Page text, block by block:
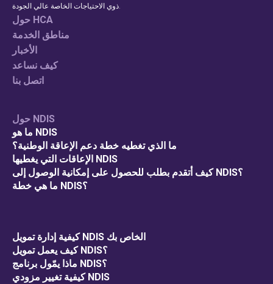
ذوي الاحتياجات الخاصة عالي الجودة.
حول HCA
مناطق الخدمة
الأخبار
كيف نساعد
اتصل بنا
حول NDIS
ما هو NDIS
ما الذي تغطيه خطة دعم الإعاقة الوطنية؟
الإعاقات التي يغطيها NDIS
كيف أتقدم بطلب للحصول على إمكانية الوصول إلى NDIS؟
ما هي خطة NDIS؟
كيفية إدارة تمويل NDIS الخاص بك
كيف يعمل تمويل NDIS؟
ماذا يمّول برنامج NDIS؟
كيفية تغيير مزودي NDIS